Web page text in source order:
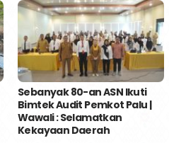
Sebanyak 80-an ASN Ikuti
Bimtek Audit Pemkot Palu |
Wawali : Selamatkan
Kekayaan Daerah